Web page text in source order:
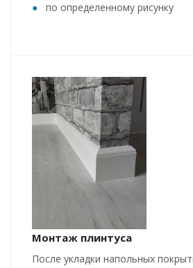
по определенному рисунку
Монтаж плинтуса
После укладки напольных